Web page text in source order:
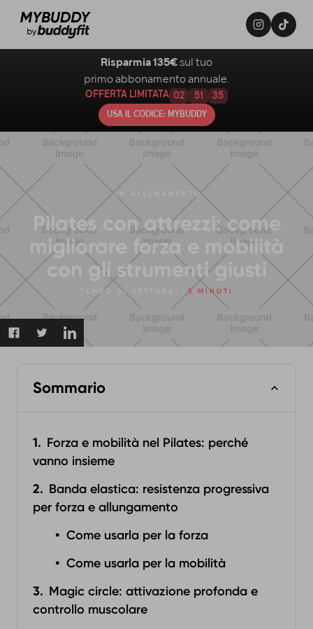
IN ALLENAMENTO
Pilates con attrezzi: come
migliorare forza e mobilità
con gli strumenti giusti
TEMPO DI LETTURA: 5 MINUTI
Sommario
Forza e mobilità nel Pilates: perché
vanno insieme
Banda elastica: resistenza progressiva
per forza e allungamento
Come usarla per la forza
Come usarla per la mobilità
Magic circle: attivazione profonda e
controllo muscolare
Risparmia 135€ sul tuo
primo abbonamento annuale.
OFFERTA LIMITATA 02 51 34
USA IL CODICE: MYBUDDY